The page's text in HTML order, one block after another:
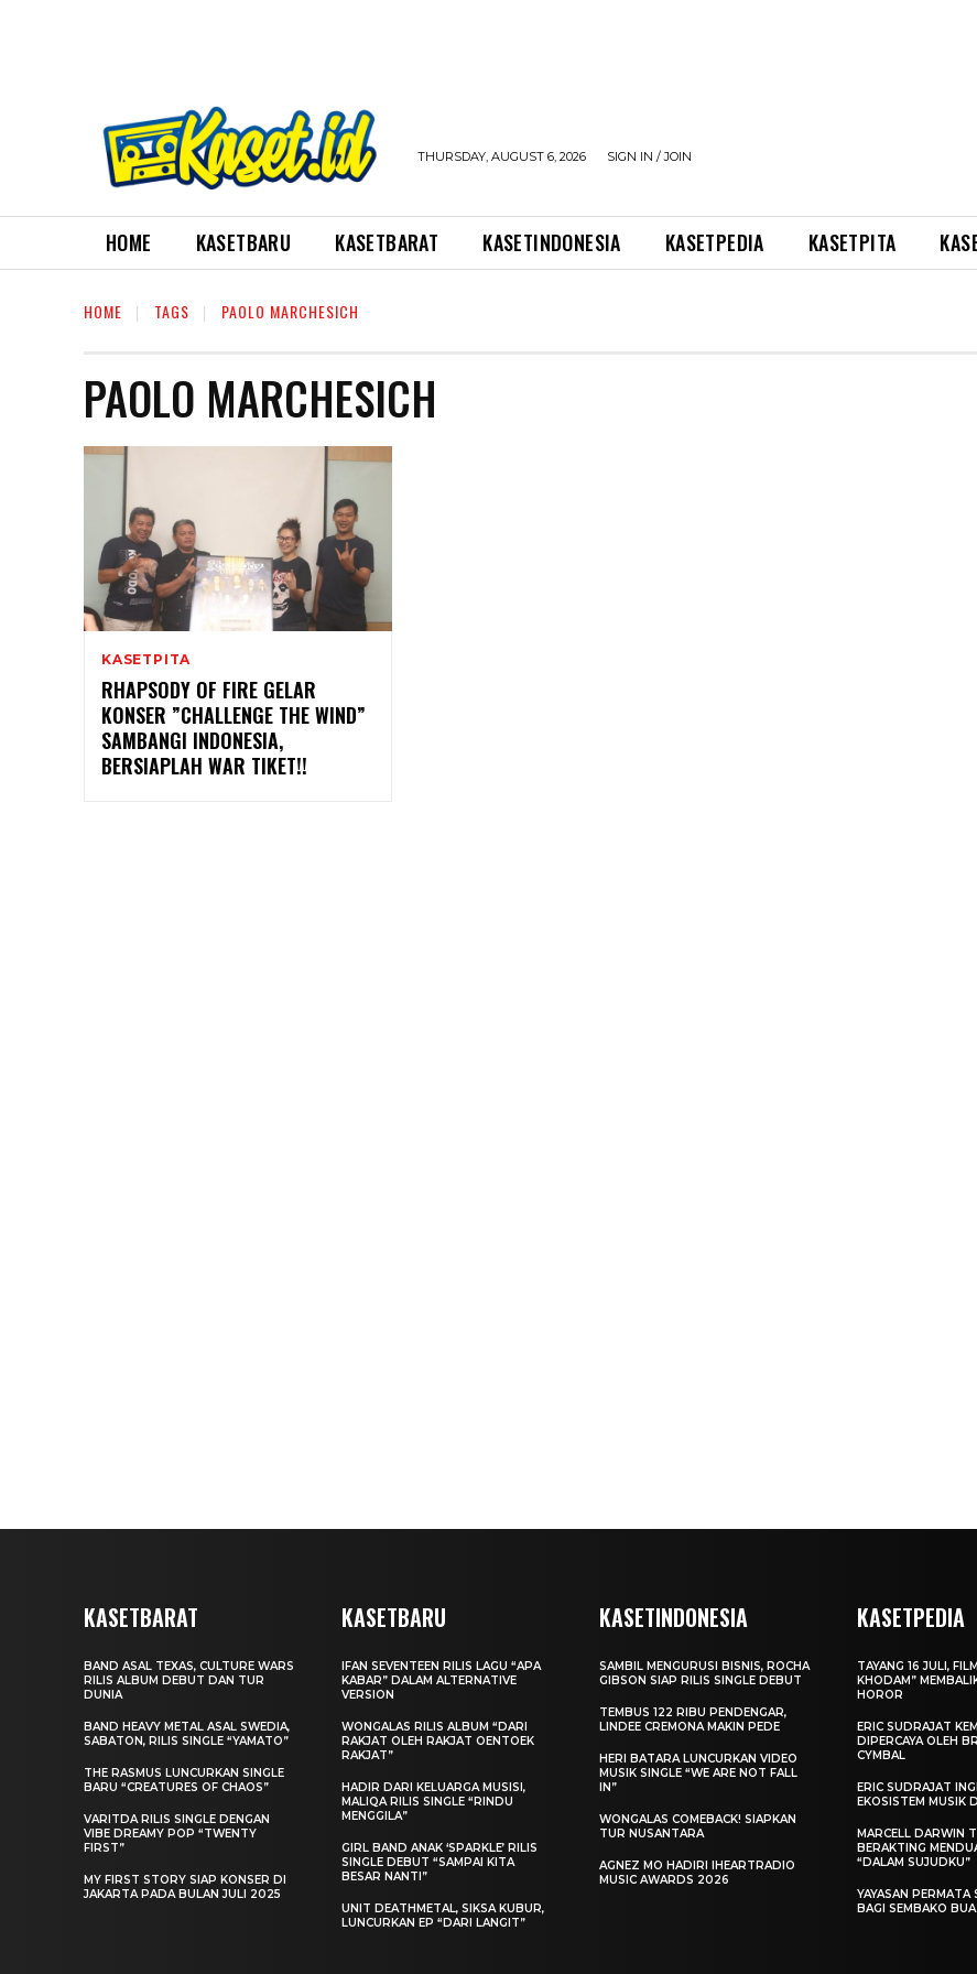
THURSDAY, AUGUST 6, 2026 SIGN IN / JOIN
HOME KASETBARU KASETBARAT KASETINDONESIA KASETPEDIA KASETPITA
HOME TAGS PAOLO MARCHESICH
PAOLO MARCHESICH
KASETPITA
RHAPSODY OF FIRE GELAR
KONSER ”CHALLENGE THE WIND”
SAMBANGI INDONESIA,
BERSIAPLAH WAR TIKET!!
KASETBARAT
BAND ASAL TEXAS, CULTURE WARS
RILIS ALBUM DEBUT DAN TUR
DUNIA
BAND HEAVY METAL ASAL SWEDIA,
SABATON, RILIS SINGLE “YAMATO”
THE RASMUS LUNCURKAN SINGLE
BARU “CREATURES OF CHAOS”
VARITDA RILIS SINGLE DENGAN
VIBE DREAMY POP “TWENTY
FIRST”
MY FIRST STORY SIAP KONSER DI
JAKARTA PADA BULAN JULI 2025
KASETBARU
IFAN SEVENTEEN RILIS LAGU “APA
KABAR” DALAM ALTERNATIVE
VERSION
WONGALAS RILIS ALBUM “DARI
RAKJAT OLEH RAKJAT OENTOEK
RAKJAT”
HADIR DARI KELUARGA MUSISI,
MALIQA RILIS SINGLE “RINDU
MENGGILA”
GIRL BAND ANAK ‘SPARKLE’ RILIS
SINGLE DEBUT “SAMPAI KITA
BESAR NANTI”
UNIT DEATHMETAL, SIKSA KUBUR,
LUNCURKAN EP “DARI LANGIT”
KASETINDONESIA
SAMBIL MENGURUSI BISNIS, ROCHA
GIBSON SIAP RILIS SINGLE DEBUT
TEMBUS 122 RIBU PENDENGAR,
LINDEE CREMONA MAKIN PEDE
HERI BATARA LUNCURKAN VIDEO
MUSIK SINGLE “WE ARE NOT FALL
IN”
WONGALAS COMEBACK! SIAPKAN
TUR NUSANTARA
AGNEZ MO HADIRI IHEARTRADIO
MUSIC AWARDS 2026
KASETPEDIA
TAYANG 16 JULI,
KHODAM”
HOROR
ERIC SUDRAJAT
DIPERCAYA OLEH
CYMBAL
ERIC SUDRAJAT
EKOSISTEM MUSIK
MARCELL DARWIN
BERAKTING
“DALAM SUJUDKU”
YAYASAN PERMATA
BAGI SEMBAKO